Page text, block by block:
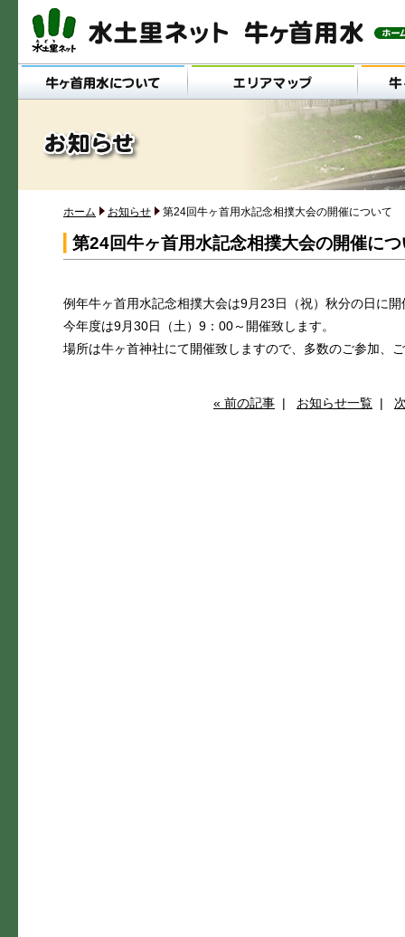
メインメニュー
ホーム お知らせ 第24回牛ヶ首用水記念相撲大会の開催について
第24回牛ヶ首用水記念相撲大会の開催に
例年牛ヶ首用水記念相撲大会は9月23日（祝）秋分の日に
今年度は9月30日（土）9：00～開催致します。
場所は牛ヶ首神社にて開催致しますので、多数のご参加、
« 前の記事 | お知らせ一覧 |